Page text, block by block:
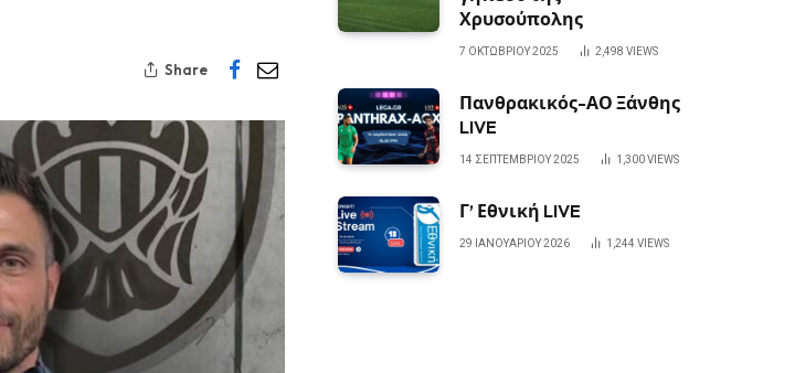
Share
Χρυσούπολης
7 ΟΚΤΩΒΡΊΟΥ 2025 2,498 VIEWS
Πανθρακικός-ΑΟ Ξάνθης
LIVE
14 ΣΕΠΤΕΜΒΡΊΟΥ 2025 1,300VIEWS
Γ’ Εθνική LIVE
29 ΙΑΝΟΥΑΡΊΟΥ 2026 1,244 VIEWS